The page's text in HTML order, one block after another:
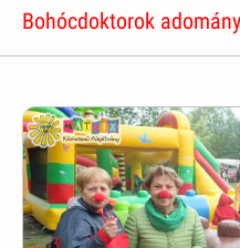
Bohócdoktorok